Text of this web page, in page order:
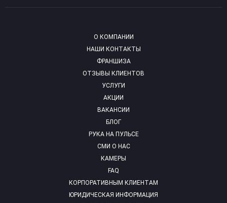
О КОМПАНИИ
НАШИ КОНТАКТЫ
ФРАНШИЗА
ОТЗЫВЫ КЛИЕНТОВ
УСЛУГИ
АКЦИИ
ВАКАНСИИ
БЛОГ
РУКА НА ПУЛЬСЕ
СМИ О НАС
КАМЕРЫ
FAQ
КОРПОРАТИВНЫМ КЛИЕНТАМ
ЮРИДИЧЕСКАЯ ИНФОРМАЦИЯ